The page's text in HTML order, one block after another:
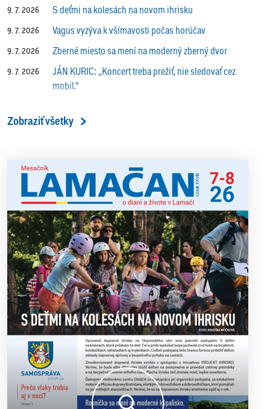
9. 7. 2026 S deťmi na kolesách na novom ihrisku
9. 7. 2026 Vagus vyzýva k všímavosti počas horúčav
9. 7. 2026 Zberné miesto sa mení na moderný zberný dvor
9. 7. 2026
JÁN KURIC: „Koncert treba prežiť, nie sledovať cez
mobil.“
9. 7. 2026
ALENA PETÁKOVÁ: „Splnila som si všetko, čo som si
výborný šach aj príjemnú komunitnú atmosféru
Zobraziť všetky